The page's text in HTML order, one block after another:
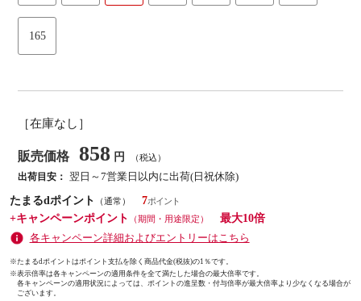
165
［在庫なし］
販売価格 858 円 （税込）
出荷目安： 翌日～7営業日以内に出荷(日祝休除)
たまるdポイント
（通常）
7
+キャンペーンポイント
（期間・用途限定）
最大10倍
各キャンペーン詳細およびエントリーはこちら
※たまるdポイントはポイント支払を除く商品代金(税抜)の1％です。
※表示倍率は各キャンペーンの適用条件を全て満たした場合の最大倍率です。
各キャンペーンの適用状況によっては、ポイントの進呈数・付与倍率が最大倍率より少なくなる場合が
ございます。